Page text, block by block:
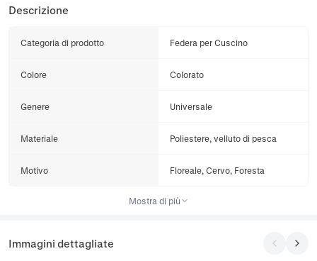
Descrizione
Categoria di prodotto Federa per Cuscino
Colore Colorato
Genere Universale
Materiale Poliestere, velluto di pesca
Motivo Floreale, Cervo, Foresta
Mostra di più
Immagini dettagliate